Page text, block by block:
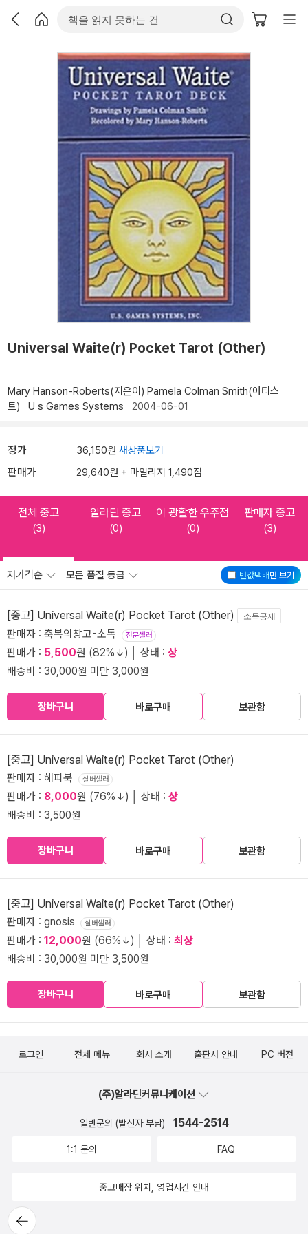
Universal Waite(r) Pocket Tarot (Other)
Mary Hanson-Roberts(지은이) Pamela Colman Smith(아티스
트)
U s Games Systems 2004-06-01
정가 36,150원 새상품보기
판매가 29,640원 + 마일리지 1,490점
전체 중고
(3)
알라딘 중고
(0)
이 광활한 우주점
(0)
판매자 중고
(3)
반값택배만 보기
저가격순 모든 품질 등급
[중고] Universal Waite(r) Pocket Tarot (Other) 소득공제
판매자 : 축복의창고-소독 전문셀러
판매가 : 5,500원 (82%↓) │ 상태 : 상
배송비 : 30,000원 미만 3,000원
장바구니 바로구매 보관함
[중고] Universal Waite(r) Pocket Tarot (Other)
판매자 : 해피북 실버셀러
판매가 : 8,000원 (76%↓) │ 상태 : 상
배송비 : 3,500원
장바구니 바로구매 보관함
[중고] Universal Waite(r) Pocket Tarot (Other)
판매자 : gnosis 실버셀러
판매가 : 12,000원 (66%↓) │ 상태 : 최상
배송비 : 30,000원 미만 3,500원
장바구니 바로구매 보관함
뒤로가
기
로그인 전체 메뉴 회사 소개 출판사 안내 PC 버전
(주)알라딘커뮤니케이션
일반문의 (발신자 부담) 1544-2514
1:1 문의 FAQ
중고매장 위치, 영업시간 안내